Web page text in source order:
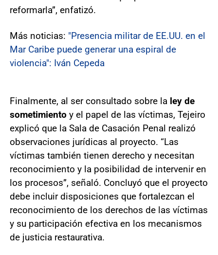
reformarla”, enfatizó.
Más noticias: "Presencia militar de EE.UU. en el
Mar Caribe puede generar una espiral de
violencia": Iván Cepeda
Finalmente, al ser consultado sobre la ley de
sometimiento y el papel de las víctimas, Tejeiro
explicó que la Sala de Casación Penal realizó
observaciones jurídicas al proyecto. “Las
víctimas también tienen derecho y necesitan
reconocimiento y la posibilidad de intervenir en
los procesos”, señaló. Concluyó que el proyecto
debe incluir disposiciones que fortalezcan el
reconocimiento de los derechos de las víctimas
y su participación efectiva en los mecanismos
de justicia restaurativa.